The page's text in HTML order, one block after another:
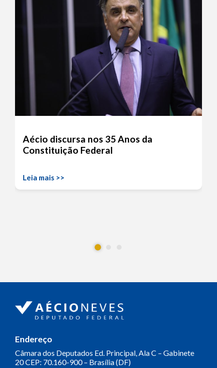
Aécio discursa nos 35 Anos da
Constituição Federal
Leia mais >>
Endereço
Câmara dos Deputados Ed. Principal, Ala C – Gabinete
20CEP: 70.160-900 – Brasília (DF)